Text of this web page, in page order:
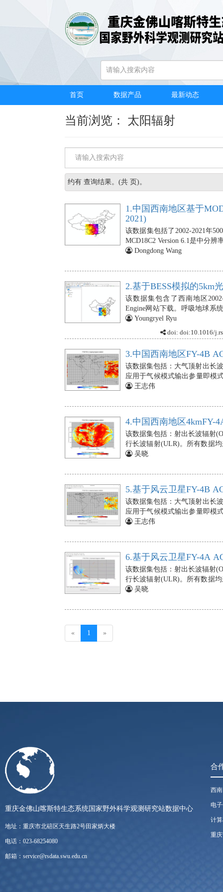
首页 数据产品 最新动态
数据产品 / 关键词浏览
当前浏览： 太阳辐射
约有 查询结果。(共 页)。
1.中国西南地区基于
2021)
该数据集包括了2002-2021年
MCD18C2 Version 6.1是中分
级产品，每天生产0.05度(赤道
MCD18产品基于一个原型算
使用查找表(LUT)方法计算入射
Dongdong Wang
2.基于BESS模拟的5km
该数据集包含了西南地区
Engine网站下载。呼吸地球系
射传输、冠层光合作用、蒸腾
来自 MODIS 大气产品的力耦
已经广泛应用于植被生态研究
Youngryel Ryu
doi: doi:10.1016/
3.中国西南地区FY-4B
该数据集包括：大气顶射出长
应用于气候模式输出参量即模
监测，和西太平洋副高位置的
辐射分布信息。卫星 ULR 产
模式性能评估，也用于地震诊
王志伟
4.中国西南地区4kmFY-
该数据集包括：射出长波辐射
行长波辐射(ULR)。所有数据
用于气候模式输出参量即模式
产品应用于气候模式、陆面模
到地表的太阳辐射通量密度（
收到的总的太阳辐射能，包括
及验证，为太阳能工业及森林
于气候模式、陆面模式、海洋
吴晓
5.基于风云卫星FY-4B
该数据集包括：大气顶射出长
应用于气候模式输出参量即模
监测，和西太平洋副高位置的
辐射分布信息。卫星 ULR 产
模式性能评估，也用于地震诊
王志伟
6.基于风云卫星FY-4A
该数据集包括：射出长波辐射
行长波辐射(ULR)。所有数据
用于气候模式输出参量即模式
产品应用于气候模式、陆面模
吴晓
« 1 (current)
»
重庆金佛山喀斯特生态系统国家野外科学观测研究站数据中心
地址：重庆市北碚区天生路2号田家炳大楼
电话：023-68254080
邮箱：service@rsdata.swu.edu.cn
合
西
电
计
重